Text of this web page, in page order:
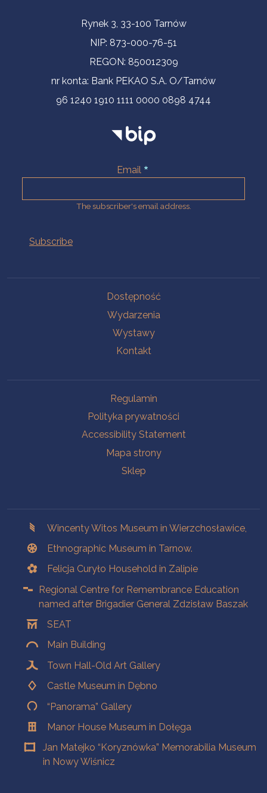
Contact InformationRynek 3, 33-100 Tarnów
NIP: 873-000-76-51
REGON: 850012309
nr konta: Bank PEKAO S.A. O/Tarnów
96 1240 1910 1111 0000 0898 4744
Email
The subscriber's email address.
Dostępność
Wydarzenia
Wystawy
Kontakt
Regulamin
Polityka prywatności
Accessibility Statement
Mapa strony
Sklep
Wincenty Witos Museum in Wierzchosławice,
Ethnographic Museum in Tarnow.
Felicja Curyło Household in Zalipie
Regional Centre for Remembrance Education
named after Brigadier General Zdzisław Baszak
SEAT
Main Building
Town Hall-Old Art Gallery
Castle Museum in Dębno
“Panorama” Gallery
Manor House Museum in Dołęga
Jan Matejko “Koryznówka” Memorabilia Museum
in Nowy Wiśnicz